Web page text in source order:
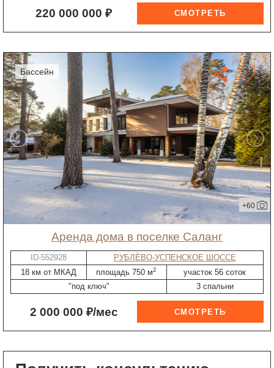
220 000 000 ₽
бассейн
+60
Аренда дома в поселке Саланг
ID-552928
РУБЛЁВО-УСПЕНСКОЕ ШОССЕ
18 км от МКАД
площадь 750 м2
участок 56 соток
"под ключ"
3 спальни
2 000 000 ₽/мес